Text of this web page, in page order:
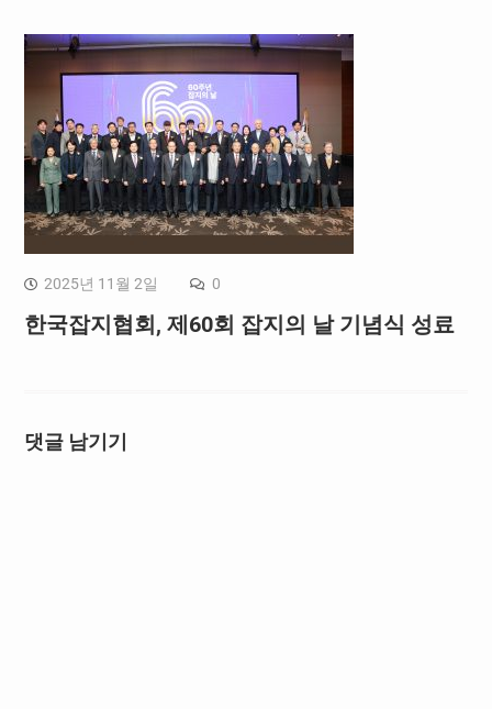
2025년 11월 2일 0
한국잡지협회, 제60회 잡지의 날 기념식 성료
댓글 남기기